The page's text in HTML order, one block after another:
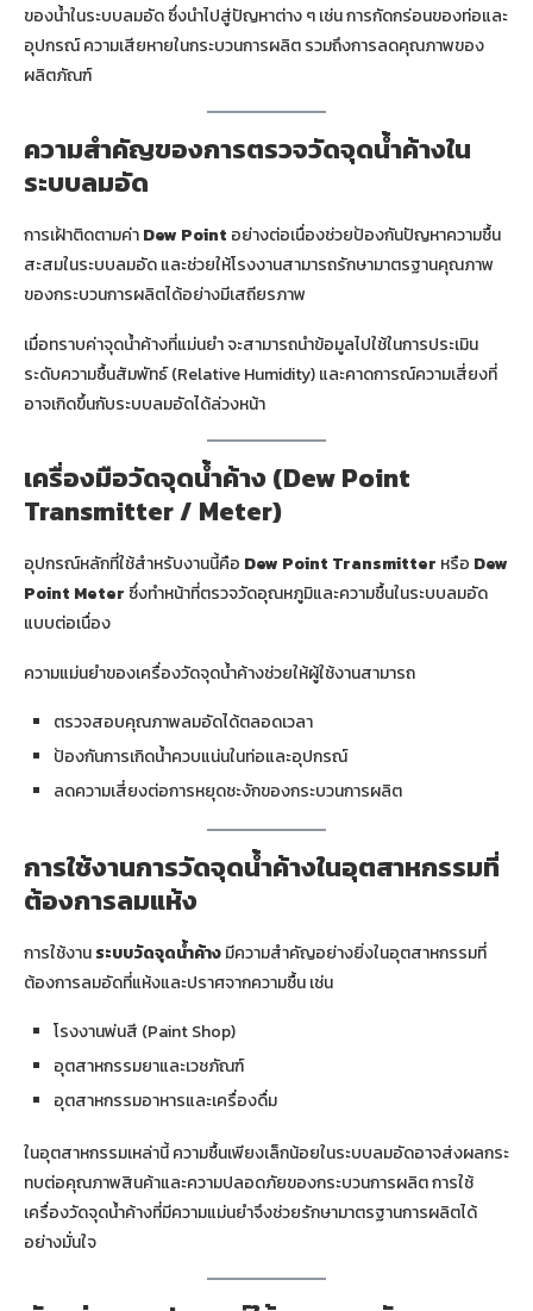
ของน้ำในระบบลมอัด ซึ่งนำไปสู่ปัญหาต่าง ๆ เช่น การกัดกร่อนของท่อและ
อุปกรณ์ ความเสียหายในกระบวนการผลิต รวมถึงการลดคุณภาพของ
ผลิตภัณฑ์
ความสำคัญของการตรวจวัดจุดน้ำค้างใน
ระบบลมอัด
การเฝ้าติดตามค่าDew Point อย่างต่อเนื่องช่วยป้องกันปัญหาความชื้น
สะสมในระบบลมอัด และช่วยให้โรงงานสามารถรักษามาตรฐานคุณภาพ
ของกระบวนการผลิตได้อย่างมีเสถียรภาพ
เมื่อทราบค่าจุดน้ำค้างที่แม่นยำ จะสามารถนำข้อมูลไปใช้ในการประเมิน
ระดับความชื้นสัมพัทธ์ (Relative Humidity) และคาดการณ์ความเสี่ยงที่
อาจเกิดขึ้นกับระบบลมอัดได้ล่วงหน้า
เครื่องมือวัดจุดน้ำค้าง (Dew Point
Transmitter / Meter)
อุปกรณ์หลักที่ใช้สำหรับงานนี้คือ Dew Point Transmitter หรือ Dew
Point Meter ซึ่งทำหน้าที่ตรวจวัดอุณหภูมิและความชื้นในระบบลมอัด
แบบต่อเนื่อง
ความแม่นยำของเครื่องวัดจุดน้ำค้างช่วยให้ผู้ใช้งานสามารถ
ตรวจสอบคุณภาพลมอัดได้ตลอดเวลา
ป้องกันการเกิดน้ำควบแน่นในท่อและอุปกรณ์
ลดความเสี่ยงต่อการหยุดชะงักของกระบวนการผลิต
การใช้งานการวัดจุดน้ำค้างในอุตสาหกรรมที่
ต้องการลมแห้ง
การใช้งานระบบวัดจุดน้ำค้างมีความสำคัญอย่างยิ่งในอุตสาหกรรมที่
ต้องการลมอัดที่แห้งและปราศจากความชื้น เช่น
โรงงานพ่นสี (Paint Shop)
อุตสาหกรรมยาและเวชภัณฑ์
อุตสาหกรรมอาหารและเครื่องดื่ม
ในอุตสาหกรรมเหล่านี้ ความชื้นเพียงเล็กน้อยในระบบลมอัดอาจส่งผลกระ
ทบต่อคุณภาพสินค้าและความปลอดภัยของกระบวนการผลิต การใช้
เครื่องวัดจุดน้ำค้างที่มีความแม่นยำจึงช่วยรักษามาตรฐานการผลิตได้
อย่างมั่นใจ